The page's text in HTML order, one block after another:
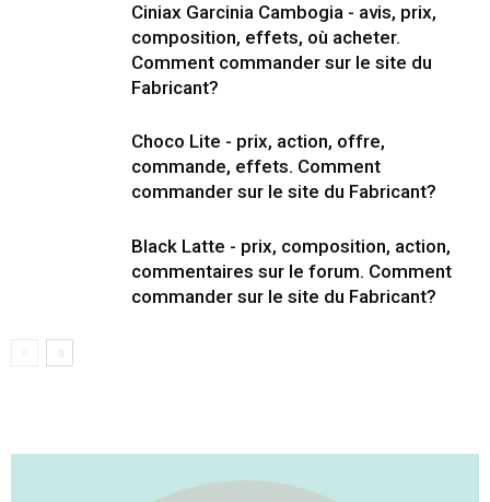
Ciniax Garcinia Cambogia - avis, prix,
composition, effets, où acheter.
Comment commander sur le site du
Fabricant?
Choco Lite - prix, action, offre,
commande, effets. Comment
commander sur le site du Fabricant?
Black Latte - prix, composition, action,
commentaires sur le forum. Comment
commander sur le site du Fabricant?